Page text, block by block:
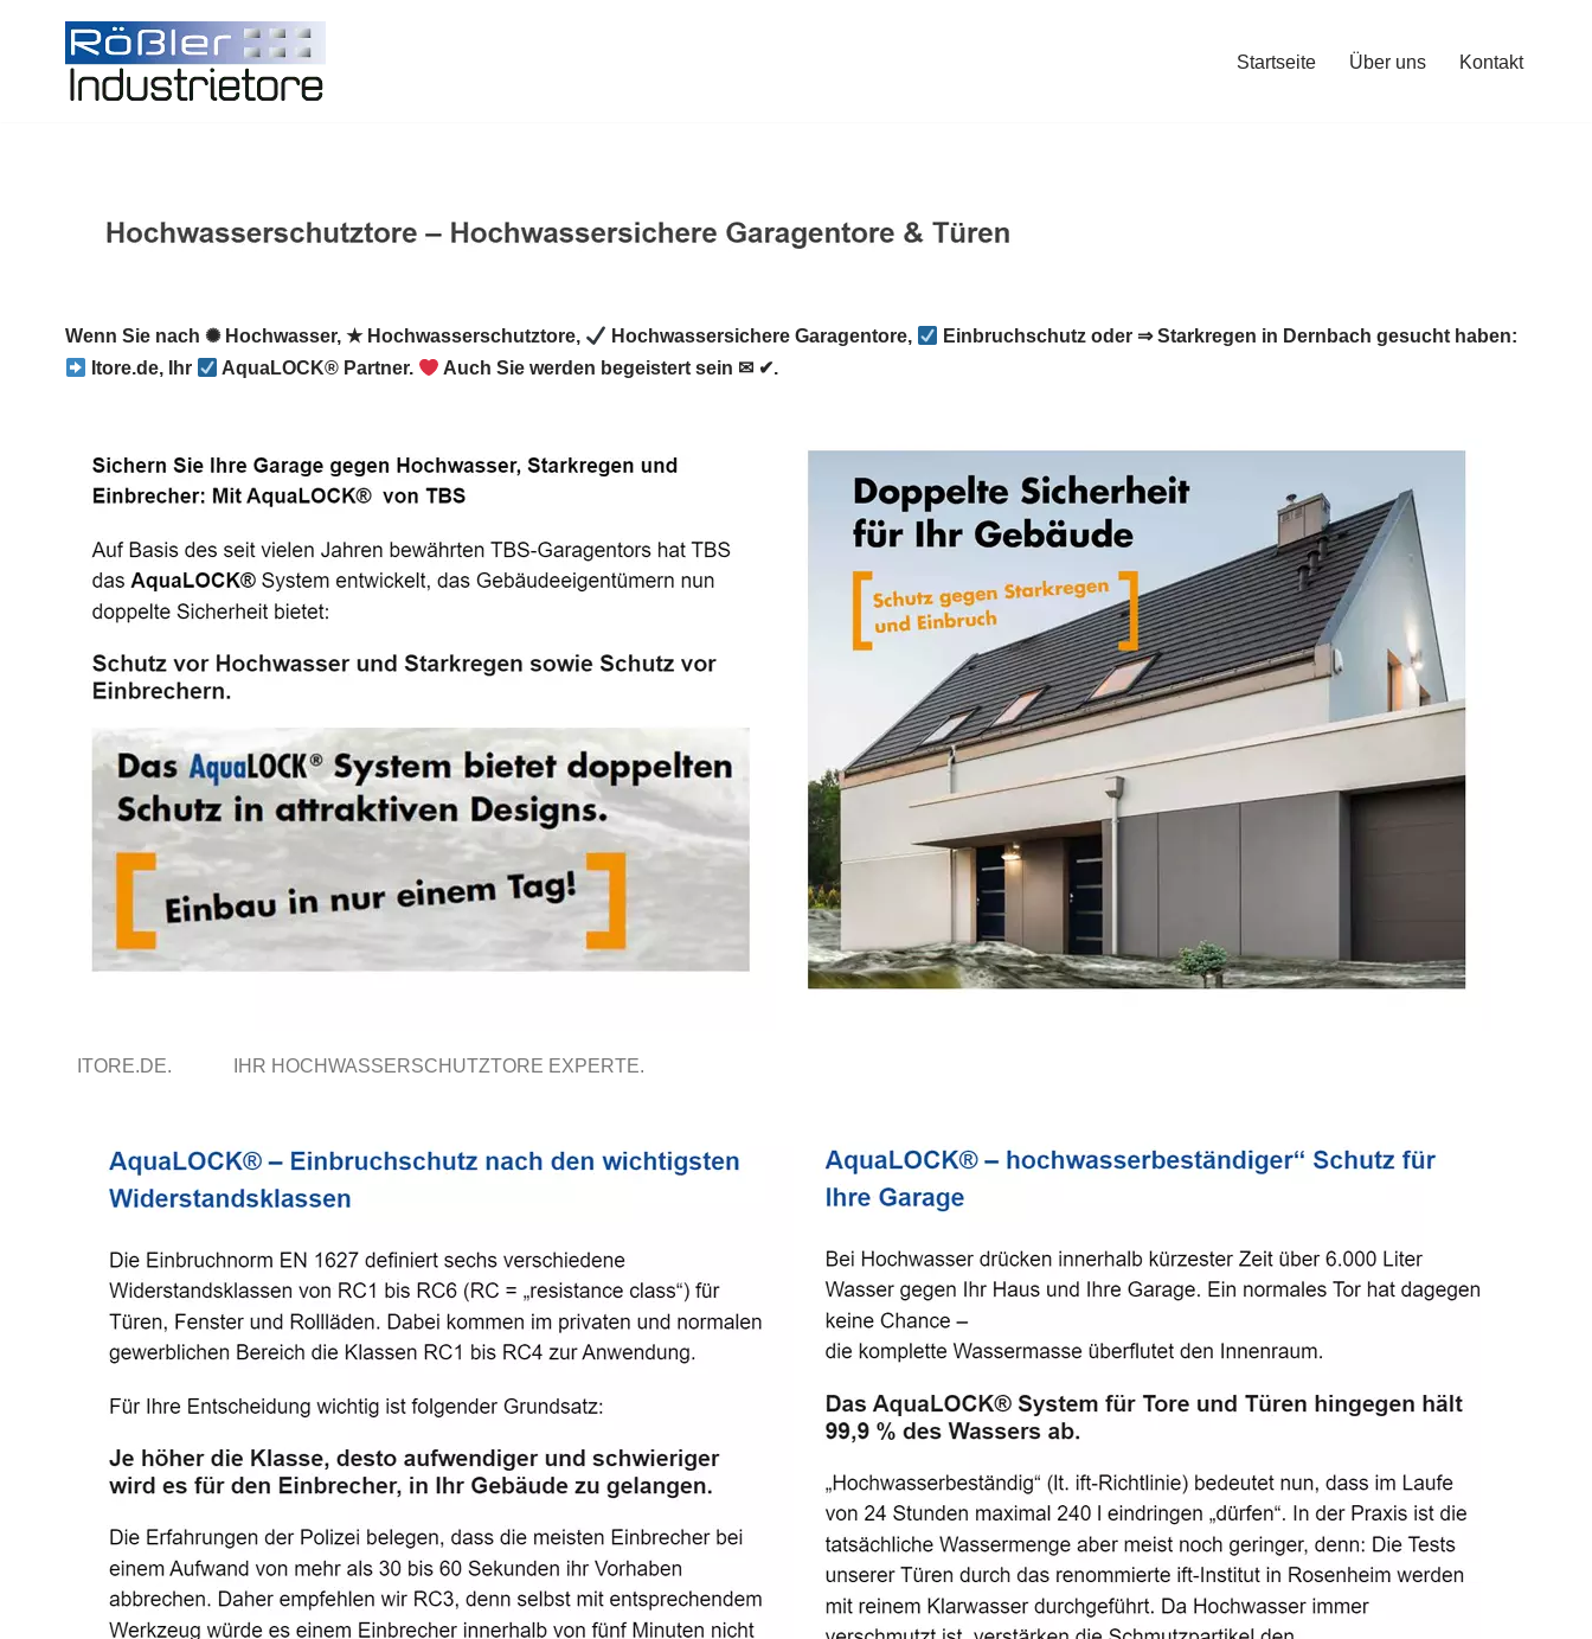
Startseite Über uns Kontakt
Wenn Sie nach ✺ Hochwasser, ★ Hochwasserschutztore, Hochwassersichere Garagentore,
Einbruchschutz oder ⇒ Starkregen in Dernbach gesucht haben:
Itore.de, Ihr
AquaLOCK® Partner. Auch Sie werden begeistert sein ✉ ✔.
ITORE.DE. IHR HOCHWASSERSCHUTZTORE EXPERTE.